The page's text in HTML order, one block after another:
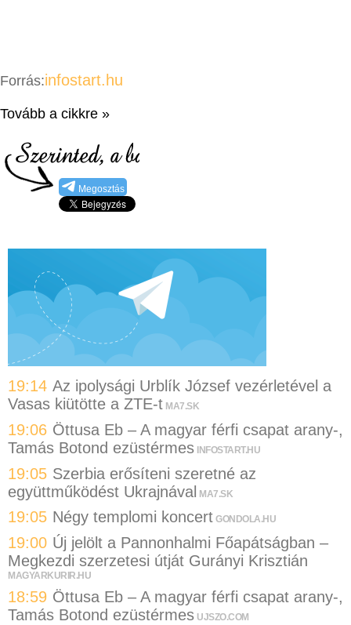
Forrás:infostart.hu
Tovább a cikkre »
Megosztás
19:14 Az ipolysági Urblík József vezérletével a
Vasas kiütötte a ZTE-t MA7.SK
19:06 Öttusa Eb – A magyar férfi csapat arany-,
Tamás Botond ezüstérmes INFOSTART.HU
19:05 Szerbia erősíteni szeretné az
együttműködést Ukrajnával MA7.SK
19:05 Négy templomi koncert GONDOLA.HU
19:00 Új jelölt a Pannonhalmi Főapátságban –
Megkezdi szerzetesi útját Gurányi Krisztián
MAGYARKURIR.HU
18:59 Öttusa Eb – A magyar férfi csapat arany-,
Tamás Botond ezüstérmes UJSZO.COM